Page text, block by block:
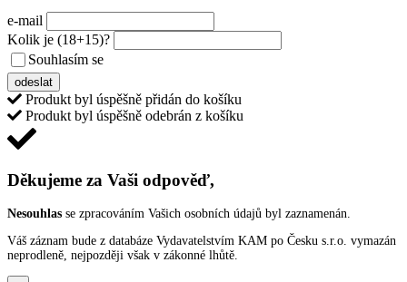
e-mail
Kolik je (18+15)?
Souhlasím se
odeslat
Produkt byl úspěšně přidán do košíku
Produkt byl úspěšně odebrán z košíku
Děkujeme za Vaši odpověď,
Nesouhlas se zpracováním Vašich osobních údajů byl zaznamenán.
Váš záznam bude z databáze Vydavatelstvím KAM po Česku s.r.o. vymazán
neprodleně, nejpozději však v zákonné lhůtě.